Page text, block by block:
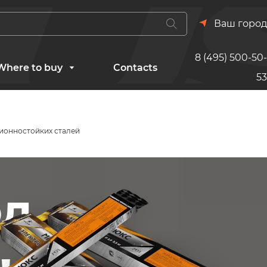
Ваш город
to buy Contacts
8 (495) 500-50-
53
сталей